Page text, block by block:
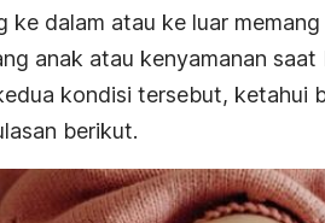
ke dalam atau ke luar
anak atau kenyamanan saat
kondisi tersebut, ketahui
berikut.